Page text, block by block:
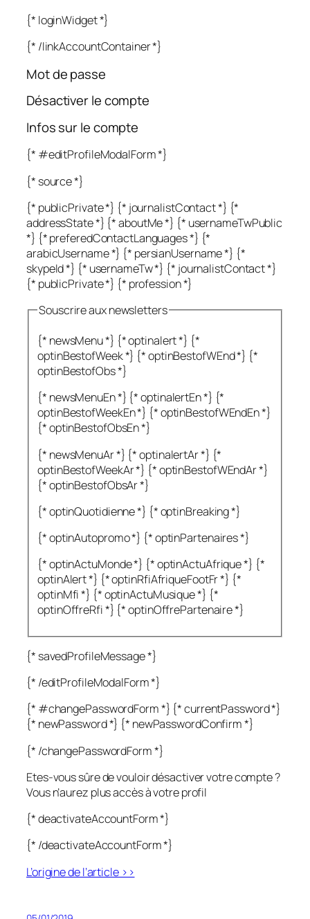
{* loginWidget *}
{* /linkAccountContainer *}
Mot de passe
Désactiver le compte
Infos sur le compte
{* #editProfileModalForm *}
{* source *}
{* publicPrivate *} {* journalistContact *} {*
addressState *} {* aboutMe *} {* usernameTwPublic
*} {* preferedContactLanguages *} {*
arabicUsername *} {* persianUsername *} {*
skypeId *} {* usernameTw *} {* journalistContact *}
{* publicPrivate *} {* profession *}
Souscrire aux newsletters
{* newsMenu *} {* optinalert *} {*
optinBestofWeek *} {* optinBestofWEnd *} {*
optinBestofObs *}
{* newsMenuEn *} {* optinalertEn *} {*
optinBestofWeekEn *} {* optinBestofWEndEn *}
{* optinBestofObsEn *}
{* newsMenuAr *} {* optinalertAr *} {*
optinBestofWeekAr *} {* optinBestofWEndAr *}
{* optinBestofObsAr *}
{* optinQuotidienne *} {* optinBreaking *}
{* optinAutopromo *} {* optinPartenaires *}
{* optinActuMonde *} {* optinActuAfrique *} {*
optinAlert *} {* optinRfiAfriqueFootFr *} {*
optinMfi *} {* optinActuMusique *} {*
optinOffreRfi *} {* optinOffrePartenaire *}
{* savedProfileMessage *}
{* /editProfileModalForm *}
{* #changePasswordForm *} {* currentPassword *}
{* newPassword *} {* newPasswordConfirm *}
{* /changePasswordForm *}
Etes-vous sûre de vouloir désactiver votre compte ?
Vous n’aurez plus accès à votre profil
{* deactivateAccountForm *}
{* /deactivateAccountForm *}
L’origine de l’article >>